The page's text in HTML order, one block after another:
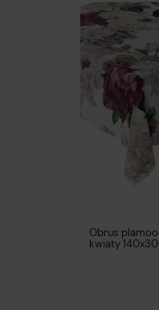
Obrus
kwiaty